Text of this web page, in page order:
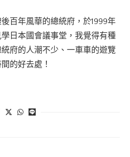
百年風華的總統府，於1999年
日本國會議事堂，我覺得有種
府的人潮不少、一車車的遊覽
的好去處！